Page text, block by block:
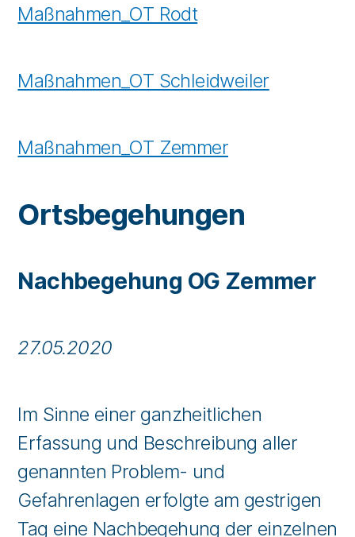
Maßnahmen_OT Rodt
Maßnahmen_OT Schleidweiler
Maßnahmen_OT Zemmer
Ortsbegehungen
Nachbegehung OG Zemmer
27.05.2020
Im Sinne einer ganzheitlichen
Erfassung und Beschreibung aller
genannten Problem- und
Gefahrenlagen erfolgte am gestrigen
Tag eine Nachbegehung der einzelnen